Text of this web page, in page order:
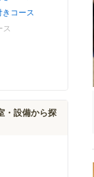
コース
ス
・設備から探